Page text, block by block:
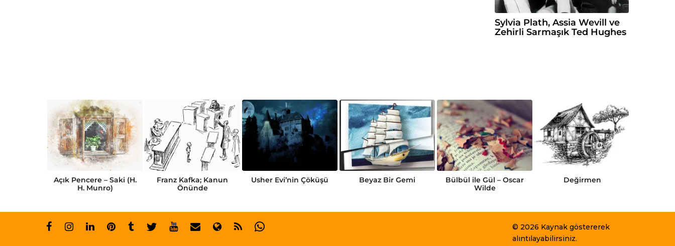
Sylvia Plath, Assia Wevill ve
Zehirli Sarmaşık Ted Hughes
Açık Pencere – Saki (H.
H. Munro)
Franz Kafka; Kanun
Önünde
Usher Evi’nin Çöküşü Beyaz Bir Gemi
Bülbül ile Gül – Oscar
Wilde
Değirmen
© 2026 Kaynak göstererek
alıntılayabilirsiniz.